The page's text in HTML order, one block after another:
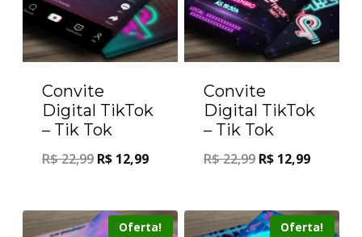
Convite
Digital TikTok
– Tik Tok
R$22,99 R$ 12,99
Convite
Digital TikTok
– Tik Tok
R$22,99 R$ 12,99
Oferta! Oferta!